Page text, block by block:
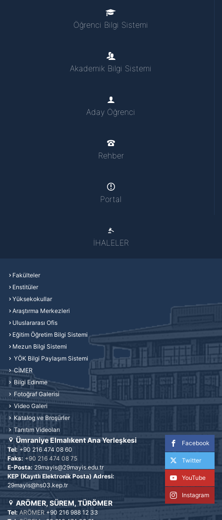
Öğrenci Bilgi Sistemi
Akademik Bilgi Sistemi
Aday Öğrenci
Rehber
Portal
İHALELER
Fakülteler
Enstitüler
Yüksekokullar
Araştırma Merkezleri
Uluslararası Ofis
Eğitim Öğretim Bilgi Sistemi
Mezun Bilgi Sistemi
YÖK Bilgi Paylaşım Sistemi
CİMER
Bilgi Edinme
Fotoğraf Galerisi
Video Galeri
Katalog ve Broşürler
Tanıtım Videoları
Facebook
Twitter
YouTube
Instagram
Ümraniye Elmalıkent Ana Yerleşkesi
Tel: +90 216 474 08 60
Faks: +90 216 474 08 75
E-Posta: 29mayis@29mayis.edu.tr
KEP (Kayıtlı Elektronik Posta) Adresi:
29mayis@hs03.kep.tr
ARÖMER, SÜREM, TÜRÖMER
Tel: ARÖMER+90 216 988 12 33